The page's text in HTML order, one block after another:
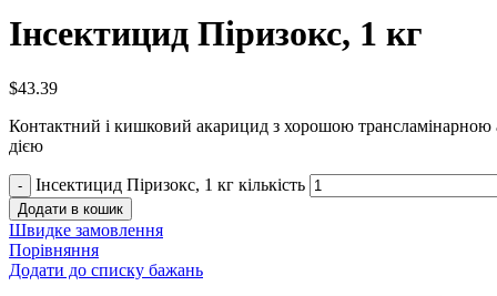
Інсектицид Піризокс, 1 кг
$43.39
Контактний і кишковий акарицид з хорошою трансламінарною
дією
Інсектицид Піризокс, 1 кг кількість
Додати в кошик
Швидке замовлення
Порівняння
Додати до списку бажань